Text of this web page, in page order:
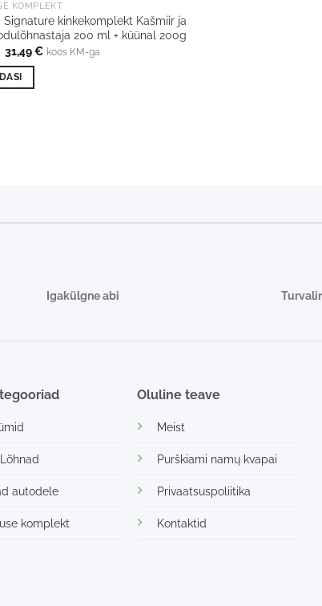
KOMPLEKT
Signature kinkekomplekt Kašmiir ja
200 ml + küünal 200g
Algne
hind
oli:
34,89 €.
31,49€Praegune
koos KM-ga
Igakülgne abi
autodele
komplekt
Oluline teave
Meist
Purškiami namų kvapai
Privaatsuspoliitika
Kontaktid